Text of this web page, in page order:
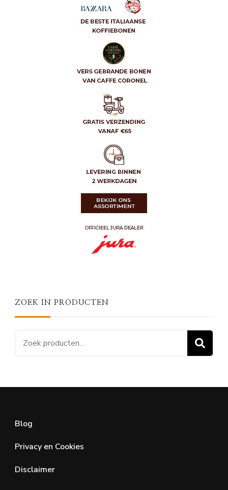
ZOEK IN PRODUCTEN
Zoeken
naar:
Blog
Privacy en Cookies
Disclaimer